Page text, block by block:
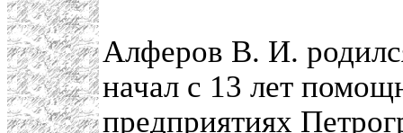
Алферов В. И.
начал с 13 лет
предприятиях